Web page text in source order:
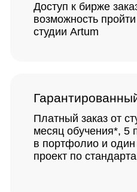
Доступ к бирже
возможность
студии Artum
Платный заказ от
месяц обучения*, 5
в портфолио и
проект по